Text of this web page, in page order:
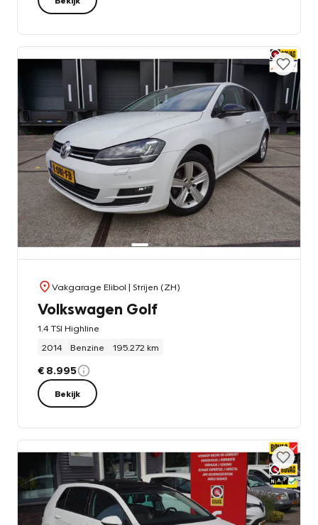
Vakgarage Elibol | Strijen (ZH)
Volkswagen Golf
1.4 TSI Highline
2014
Benzine 195.272 km
€ 8.995
Bekijk